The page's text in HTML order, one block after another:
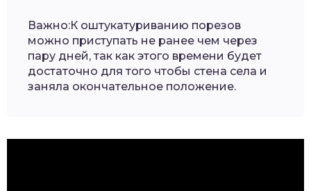
Важно:К оштукатуриванию порезов
можно приступать не ранее чем через
пару дней, так как этого времени будет
достаточно для того чтобы стена села и
заняла окончательное положение.